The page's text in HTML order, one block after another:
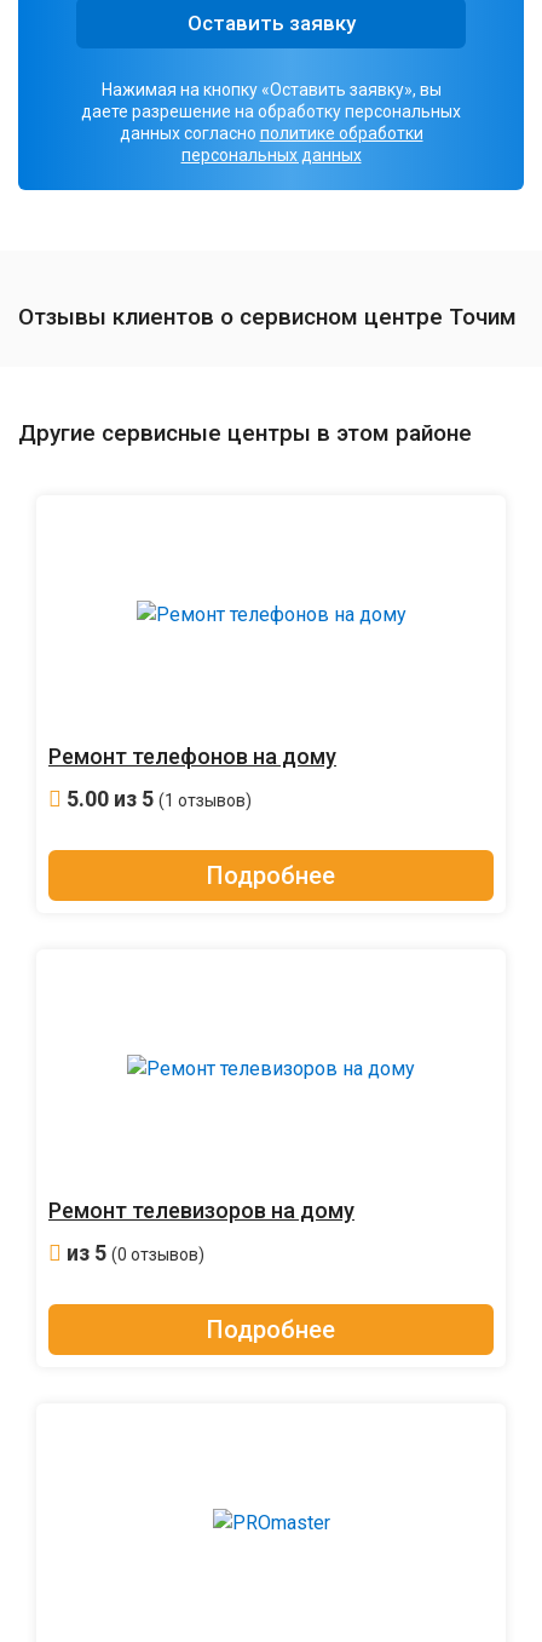
Оставить заявку
Нажимая на кнопку «Оставить заявку», вы
даете разрешение на обработку персональных
данных согласно политике обработки
персональных данных
Отзывы клиентов о сервисном центре Точим
Другие сервисные центры в этом районе
Ремонт телефонов на дому
5.00 из 5 (1 отзывов)
Подробнее
Ремонт телевизоров на дому
из 5 (0 отзывов)
Подробнее